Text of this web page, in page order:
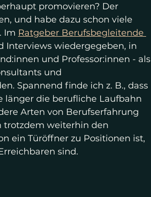
promovieren? Der
und habe dazu schon viele
Im Ratgeber Berufsbegleitende
Interviews wiedergegeben, in
und Professor:innen - als
und
Spannend finde ich z. B., dass
die berufliche Laufbahn
Arten von Berufserfahrung
trotzdem weiterhin den
ein Türöffner zu Positionen ist,
sind.